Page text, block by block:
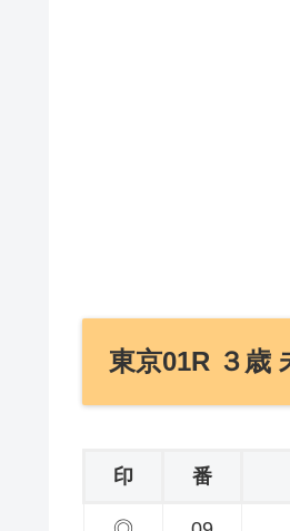
東京01R ３歳
印 番